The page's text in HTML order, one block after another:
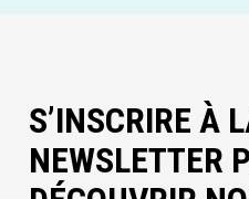
S’INSCRIRE À
NEWSLETTER